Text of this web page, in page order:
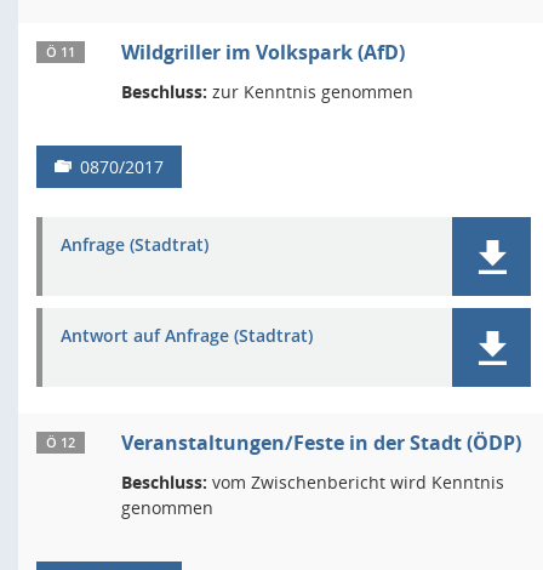
Ö 11 Wildgriller im Volkspark (AfD)
Beschluss: zur Kenntnis genommen
0870/2017
Anfrage (Stadtrat)
Antwort auf Anfrage (Stadtrat)
Ö 12 Veranstaltungen/Feste in der Stadt (ÖDP)
Beschluss: vom Zwischenbericht wird Kenntnis
genommen